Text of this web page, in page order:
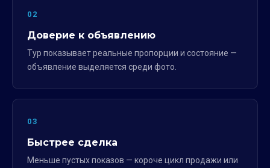
02
Доверие к объявлению
Тур показывает реальные пропорции и состояние —
объявление выделяется среди фото.
03
Быстрее сделка
Меньше пустых показов — короче цикл продажи или